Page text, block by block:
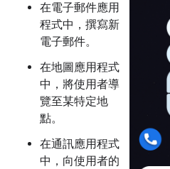
在電子郵件應用
程式中，撰寫新
電子郵件。
在地圖應用程式
中，將使用者導
覽至某特定地
點。
在通訊應用程式
中，向使用者的